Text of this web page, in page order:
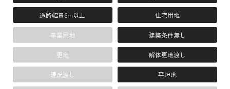
道路幅員6m以上 住宅用地
事業用地 建築条件無し
更地 解体更地渡し
現況渡し 平坦地